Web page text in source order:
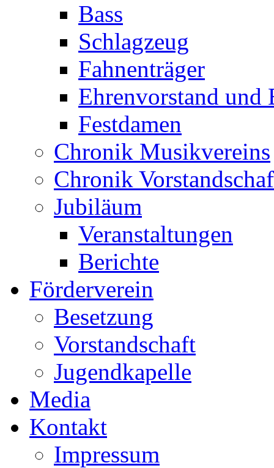
Bass
Schlagzeug
Fahnenträger
Ehrenvorstand und
Festdamen
Chronik Musikvereins
Chronik
Jubiläum
Veranstaltungen
Berichte
Förderverein
Besetzung
Vorstandschaft
Jugendkapelle
Media
Kontakt
Impressum